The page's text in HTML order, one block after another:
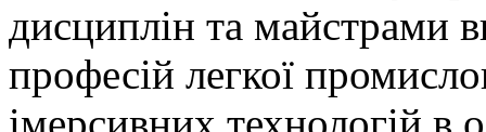
дисциплін та
професій легкої
імерсивних технологій в